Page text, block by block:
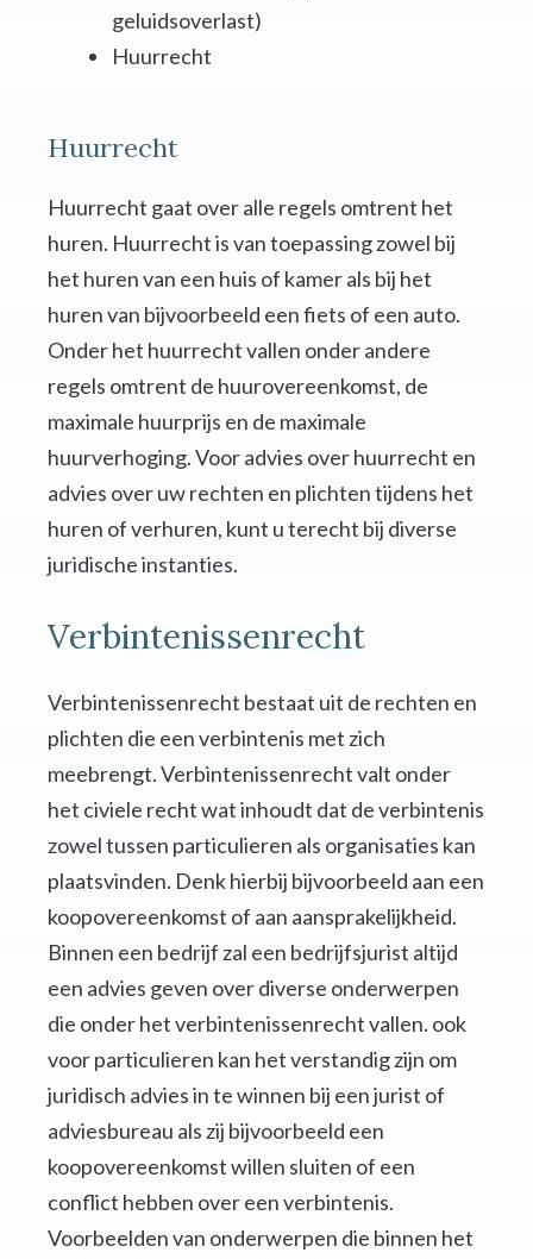
geluidsoverlast)
Huurrecht
Huurrecht
Huurrecht gaat over alle regels omtrent het
huren. Huurrecht is van toepassing zowel bij
het huren van een huis of kamer als bij het
huren van bijvoorbeeld een fiets of een auto.
Onder het huurrecht vallen onder andere
regels omtrent de huurovereenkomst, de
maximale huurprijs en de maximale
huurverhoging. Voor advies over huurrecht en
advies over uw rechten en plichten tijdens het
huren of verhuren, kunt u terecht bij diverse
juridische instanties.
Verbintenissenrecht
Verbintenissenrecht bestaat uit de rechten en
plichten die een verbintenis met zich
meebrengt. Verbintenissenrecht valt onder
het civiele recht wat inhoudt dat de verbintenis
zowel tussen particulieren als organisaties kan
plaatsvinden. Denk hierbij bijvoorbeeld aan een
koopovereenkomst of aan aansprakelijkheid.
Binnen een bedrijf zal een bedrijfsjurist altijd
een advies geven over diverse onderwerpen
die onder het verbintenissenrecht vallen. ook
voor particulieren kan het verstandig zijn om
juridisch advies in te winnen bij een jurist of
adviesbureau als zij bijvoorbeeld een
koopovereenkomst willen sluiten of een
conflict hebben over een verbintenis.
Voorbeelden van onderwerpen die binnen het